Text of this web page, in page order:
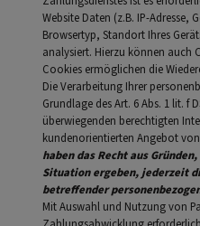
Website Daten (z.B. IP-Adresse,
Browsertyp, Standort Ihres
analysiert. Hierzu können auch
Cookies ermöglichen die
Die Verarbeitung Ihrer
Grundlage des Art. 6 Abs. 1 lit. f
überwiegenden berechtigten
kundenorientierten Angebot
haben das Recht aus
Situation ergeben, jederzeit
betreffender
Mit Auswahl und Nutzung von